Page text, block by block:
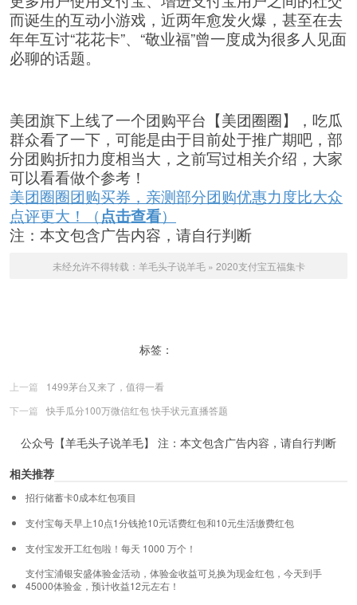
而诞生的互动小游戏，近两年愈发火爆，甚至在去
年年互讨“花花卡”、“敬业福”曾一度成为很多人见面
必聊的话题。
美团旗下上线了一个团购平台【美团圈圈】，吃瓜
群众看了一下，可能是由于目前处于推广期吧，部
分团购折扣力度相当大，之前写过相关介绍，大家
可以看看做个参考！
美团圈圈团购买券，亲测部分团购优惠力度比大众
点评更大！（点击查看）
注：本文包含广告内容，请自行判断
未经允许不得转载： 羊毛头子说羊毛» 2020支付宝五福集卡
标签：
上一篇
1499茅台又来了，值得一看
下一篇
快手瓜分100万微信红包 快手状元直播答题
公众号【羊毛头子说羊毛】 注：本文包含广告内容，请自行判断
相关推荐
招行储蓄卡0成本红包项目
支付宝每天早上10点1分钱抢10元话费红包和10元生活缴费红包
支付宝发开工红包啦！每天 1000 万个！
支付宝浦银安盛体验金活动，体验金收益可兑换为现金红包，今天到手
45000体验金，预计收益12元左右！